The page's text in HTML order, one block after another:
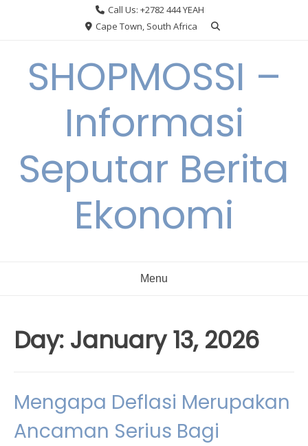
Call Us: +2782 444 YEAH
Cape Town, South Africa
SHOPMOSSI –
Informasi
Seputar Berita
Ekonomi
Menu
Day: January 13, 2026
Mengapa Deflasi Merupakan
Ancaman Serius Bagi